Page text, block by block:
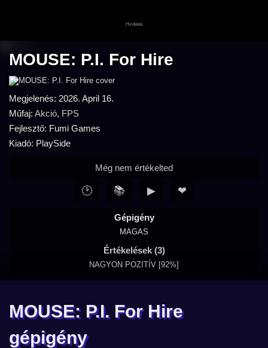
MOUSE: P.I. For Hire
Megjelenés: 2026. April 16.
Műfaj: Akció, FPS
Fejlesztő: Fumi Games
Kiadó: PlaySide
Gépigény
MAGAS
Értékelések (3)
NAGYON POZITÍV [92%]
Még nem értékelted
🕑 📚 ▶ ❤
MOUSE: P.I. For Hire
gépigény